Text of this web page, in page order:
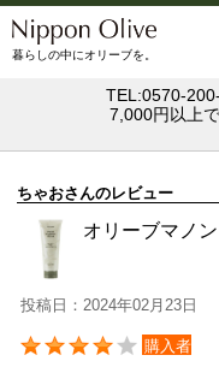
暮らしの中にオリーブを。
TEL:0570-
7,000円以上
ちゃおさんのレビュー
オリーブマノ
投稿日：2024年02月23日
購入者